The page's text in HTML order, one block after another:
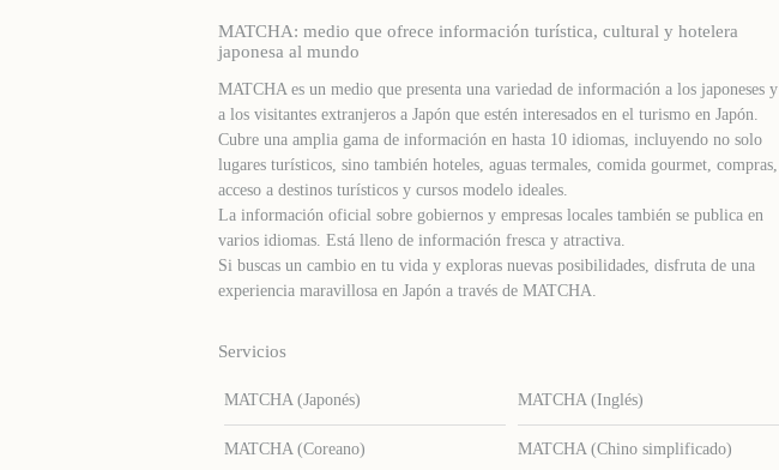
MATCHA: medio que ofrece información turística, cultural y hotelera
japonesa al mundo
MATCHA es un medio que presenta una variedad de información a los japoneses y
a los visitantes extranjeros a Japón que estén interesados ​​en el turismo en Japón.
Cubre una amplia gama de información en hasta 10 idiomas, incluyendo no solo
lugares turísticos, sino también hoteles, aguas termales, comida gourmet, compras,
acceso a destinos turísticos y cursos modelo ideales.
La información oficial sobre gobiernos y empresas locales también se publica en
varios idiomas. Está lleno de información fresca y atractiva.
Si buscas un cambio en tu vida y exploras nuevas posibilidades, disfruta de una
experiencia maravillosa en Japón a través de MATCHA.
Servicios
MATCHA (Japonés) MATCHA (Inglés)
MATCHA (Coreano) MATCHA (Chino simplificado)